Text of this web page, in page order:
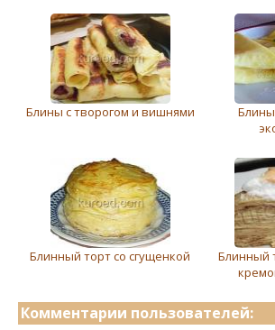
Блины с творогом и вишнями
Блинный торт со сгущенкой
Блинный
Комментарии пользователей: